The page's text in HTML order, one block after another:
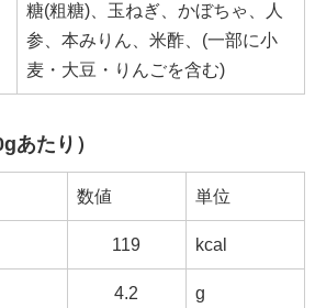
糖(粗糖)、玉ねぎ、かぼちゃ、人
参、本みりん、米酢、(一部に小
麦・大豆・りんごを含む)
あたり）
数値 単位
119 kcal
4.2 g